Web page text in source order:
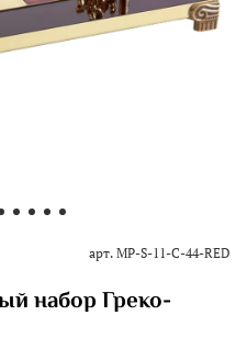
арт. MP-S-11-C-44-RED
набор Греко-